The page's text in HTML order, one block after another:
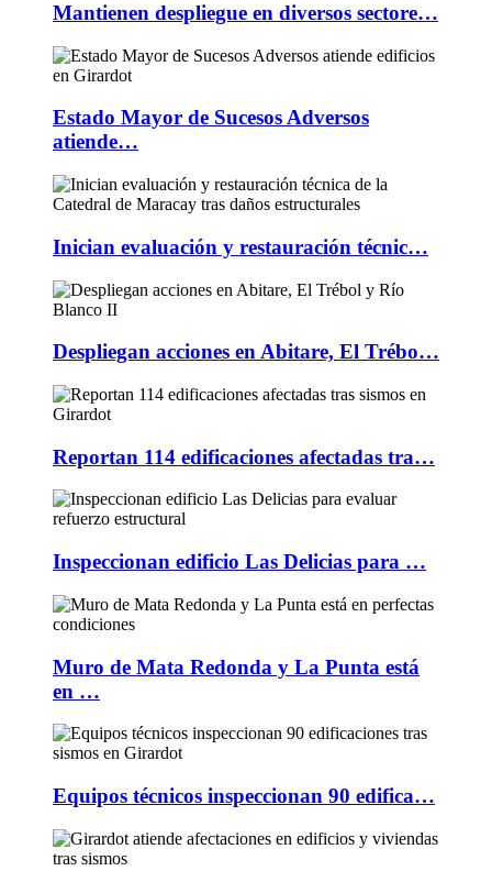
Mantienen despliegue en diversos sectore…
Estado Mayor de Sucesos Adversos
atiende…
Inician evaluación y restauración técnic…
Despliegan acciones en Abitare, El Trébo…
Reportan 114 edificaciones afectadas tra…
Inspeccionan edificio Las Delicias para …
Muro de Mata Redonda y La Punta está
en …
Equipos técnicos inspeccionan 90 edifica…